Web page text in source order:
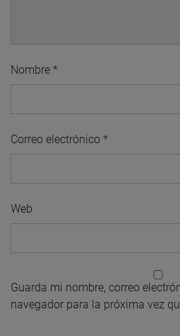
Nombre *
Correo electrónico *
Web
Guarda mi nombre, correo
navegador para la próxima vez